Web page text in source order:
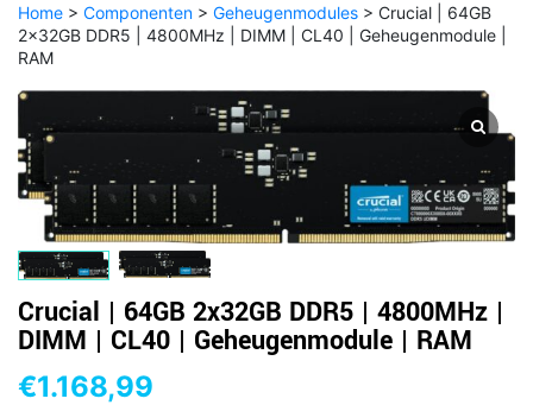
Home > Componenten > Geheugenmodules > Crucial | 64GB
2x32GB DDR5 | 4800MHz | DIMM | CL40 | Geheugenmodule |
RAM
Crucial | 64GB 2x32GB DDR5 | 4800MHz |
DIMM | CL40 | Geheugenmodule | RAM
€1.168,99